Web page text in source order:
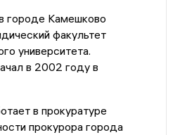
городе Камешково
факультет
университета.
в 2002 году в
в прокуратуре
прокурора города